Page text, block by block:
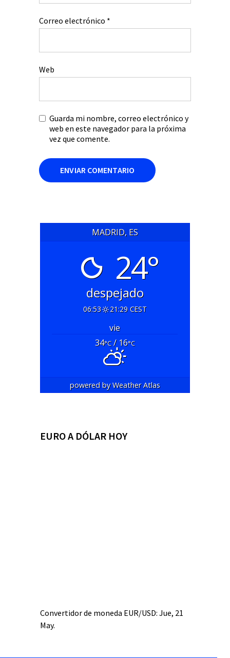
Correo electrónico *
Web
Guarda mi nombre, correo electrónico y
web en este navegador para la próxima
vez que comente.
MADRID, ES
24°
despejado
06:53 21:29 CEST
vie
34°C/ 16°C
powered byWeather Atlas
EURO A DÓLAR HOY
Convertidor de moneda EUR/USD: Jue, 21
May.